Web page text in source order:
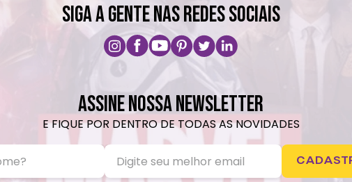
SIGA A GENTE NAS REDES SOCIAIS
ASSINE NOSSA NEWSLETTER
E FIQUE POR DENTRO DE TODAS AS NOVIDADES